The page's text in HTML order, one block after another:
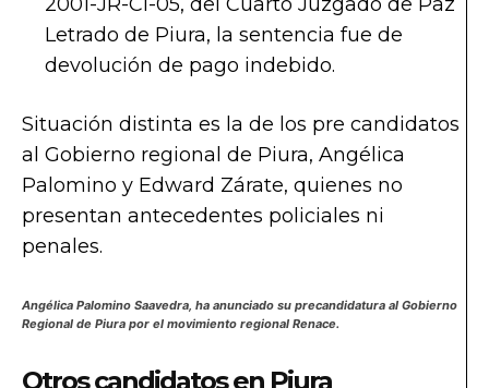
Letrado de Piura, la sentencia fue de
devolución de pago indebido.
Situación distinta es la de los pre candidatos
al Gobierno regional de Piura, Angélica
Palomino y Edward Zárate, quienes no
presentan antecedentes policiales ni
penales.
Angélica Palomino Saavedra, ha anunciado su precandidatura al Gobierno
Regional de Piura por el movimiento regional Renace.
Otros candidatosen Piura